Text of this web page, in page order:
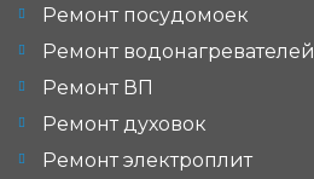
Ремонт посудомоек
Ремонт водонагревателей
Ремонт ВП
Ремонт духовок
Ремонт электроплит